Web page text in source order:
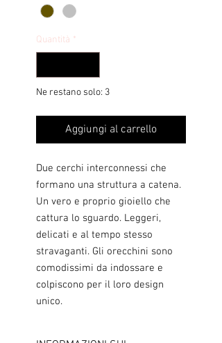
Quantità *
Ne restano solo: 3
Aggiungi al carrello
Due cerchi interconnessi che
formano una struttura a catena.
Un vero e proprio gioiello che
cattura lo sguardo. Leggeri,
delicati e al tempo stesso
stravaganti. Gli orecchini sono
comodissimi da indossare e
colpiscono per il loro design
unico.